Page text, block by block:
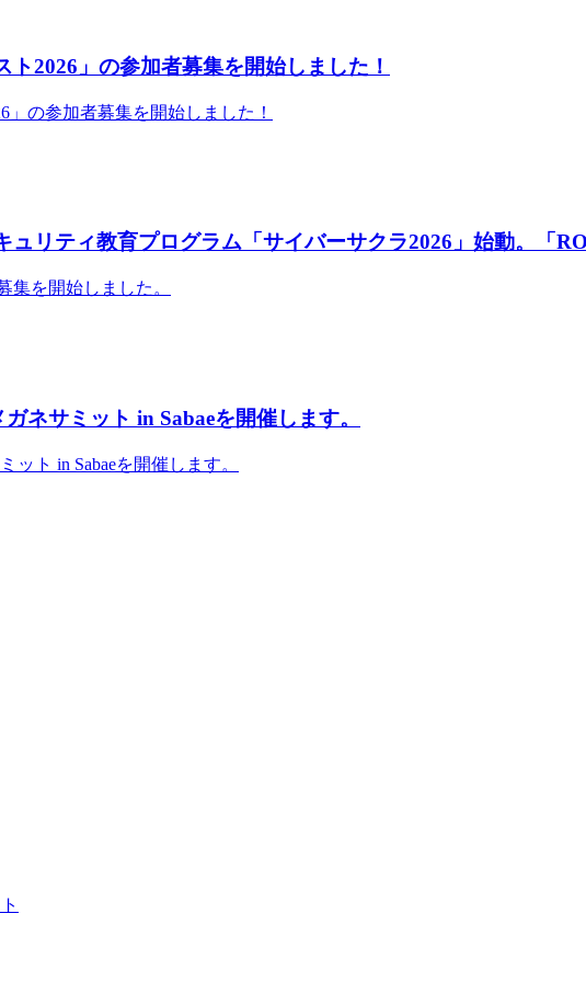
ト2026」の参加者募集を開始しました！
」の参加者募集を開始しました！
リティ教育プログラム「サイバーサクラ2026」始動。「
集を開始しました。
ネサミット in Sabaeを開催します。
ト in Sabaeを開催します。